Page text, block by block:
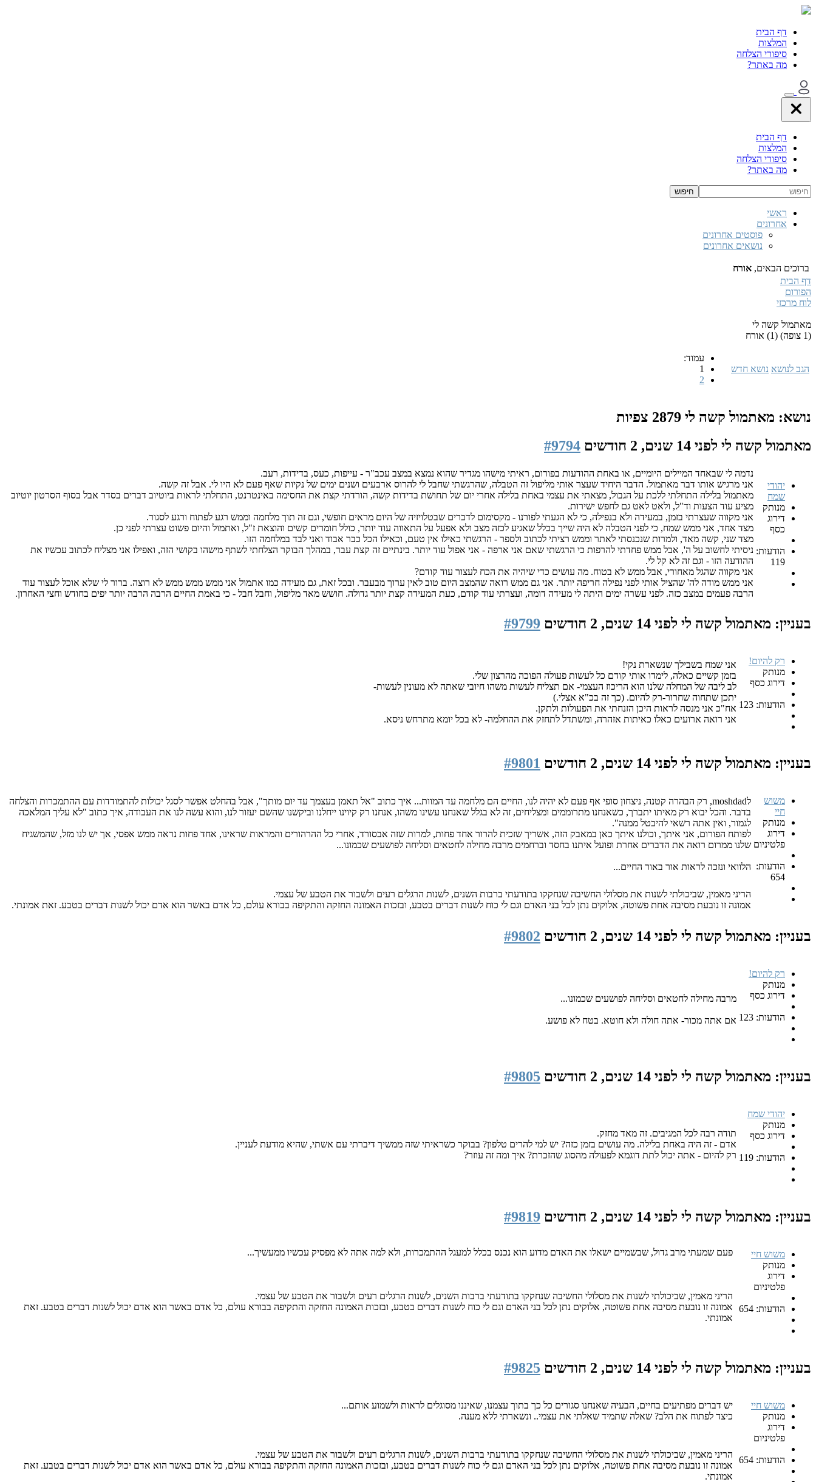
דף הבית
המלצות
סיפורי הצלחה
מה באתר?
דף הבית
המלצות
סיפורי הצלחה
מה באתר?
ראשי
אחרונים
פוסטים אחרונים
נושאים אחרונים
ברוכים הבאים, אורח
דף הבית
הפורום
לוח מרכזי
מאתמול קשה לי
(1 צופה) (1) אורח
הגב לנושא נושא חדש
עמוד:
1
2
נושא: מאתמול קשה לי 2879 צפיות
מאתמול קשה לי לפני 14 שנים, 2 חודשים #9794
יהודי
שמח
מנותק
דירוג
כסף
הודעות:
119
נדמה לי שבאחד המיילים היומיים, או באחת ההודעות בפורום, ראיתי מישהו מגדיר שהוא נמצא במצב עכב"ר - עייפות, כעס, בדידות, רעב.
אני מרגיש אותו דבר מאתמול. הדבר היחיד שעצר אותי מליפול זה הטבלה, שהרגשתי שחבל לי להרוס ארבעים ושנים ימים של נקיות שאף פעם לא היו לי. אבל זה קשה.
מאתמול בלילה התחלתי ללכת על הגבול, מצאתי את עצמי באחת בלילה אחרי יום של תחושת בדידות קשה, הורדתי קצת את החסימה באינטרנט, התחלתי לראות ביוטיוב דברים בסדר אבל בסוף הסרטון יוטיוב
מציע עוד הצעות וד"ל, ולאט לאט גם לחפש ישירות.
אני מקווה שעצרתי בזמן, במעידה ולא בנפילה, כי לא הגעתי לפורנו - מקסימום לדברים שבטלויזיה של היום מראים חופשי, וגם זה תוך מלחמה וממש רגע לפתוח ורגע לסגור.
מצד אחד, אני ממש שמח, כי לפני הטבלה לא היה שייך בכלל שאגיע לכזה מצב ולא אפעל על התאווה עוד יותר, כולל חומרים קשים והוצאת ז"ל, ואתמול והיום פשוט עצרתי לפני כן.
מצד שני, קשה מאד, ולמרות שנכנסתי לאתר וממש רציתי לכתוב ולספר - הרגשתי כאילו אין טעם, וכאילו הכל כבר אבוד ואני לבד במלחמה הזו.
ניסיתי לחשוב על ה', אבל ממש פחדתי להרפות כי הרגשתי שאם אני ארפה - אני אפול עוד יותר. בינתיים זה קצת עבר, במהלך הבוקר הצלחתי לשתף מישהו בקושי הזה, ואפילו אני מצליח לכתוב עכשיו את
ההודעה הזו - וגם זה לא קל לי.
אני מקווה שהגל מאחורי, אבל ממש לא בטוח. מה עושים כדי שיהיה את הכח לעצור עוד קודם?
אני ממש מודה לה' שהציל אותי לפני נפילה חריפה יותר. אני גם ממש רואה שהמצב היום טוב לאין ערוך מבעבר. ובכל זאת, גם מעידה כמו אתמול אני ממש ממש ממש לא רוצה. ברור לי שלא אוכל לעצור עוד
הרבה פעמים במצב כזה. לפני עשרה ימים היתה לי מעידה דומה, ועצרתי עוד קודם, כעת המעידה קצת יותר גדולה. חושש מאד מליפול, וחבל חבל - כי באמת החיים הרבה הרבה יותר יפים בחודש וחצי האחרון.
בעניין: מאתמול קשה לי לפני 14 שנים, 2 חודשים #9799
רק להיום!
מנותק
דירוג כסף
הודעות: 123
אני שמח בשבילך שנשארת נקי!
בזמן קשיים כאלה, לימדו אותי קודם כל לעשות פעולה הפוכה מהרצון שלי.
לב ליבה של המחלה שלנו הוא הריכוז העצמי- אם תצליח לעשות משהו חיובי שאתה לא מעונין לעשות-
יתכן שתחוה שחרור-רק להיום. (כך זה בכ"א אצלי.)
אח"כ אני מנסה לראות היכן הזנחתי את הפעולות ולתקן.
אני רואה ארועים כאלו כאיתות אזהרה, ומשתדל לתחזק את ההחלמה- לא בכל יומא מתרחש ניסא.
בעניין: מאתמול קשה לי לפני 14 שנים, 2 חודשים #9801
משוש
חיי
מנותק
דירוג
פלטיניום
הודעות:
654
לmoshdad, רק הבהרה קטנה, ניצחון סופי אף פעם לא יהיה לנו, החיים הם מלחמה עד המוות... איך כתוב "אל תאמן בעצמך עד יום מותך", אבל בהחלט אפשר לסגל יכולות להתמודדות עם ההתמכרות והצלחה
בדבר. והכל יבוא רק מאיתו יתברך, כשאנחנו מתרוממים ומצליחים, זה לא בגלל שאנחנו עשינו משהו, אנחנו רק קיוינו ייחלנו וביקשנו שהשם יעזור לנו, והוא עשה לנו את העבודה, איך כתוב "לא עליך המלאכה
לגמור, ואין אתה רשאי להיבטל ממנה".
לפותח הפורום, אני איתך, וכולנו איתך כאן במאבק הזה, אשריך שזכית להרור אחד פחות, למרות שזה אבסורד, אחרי כל ההרהורים והמראות שראינו, אחד פחות נראה ממש אפסי, אך יש לנו מזל, שהמשגיח
שלנו ממרום רואה את הדברים אחרת ופועל איתנו בחסד וברחמים מרבה מחילה לחטאים וסליחה לפושעים שכמונו...
הלוואי ונזכה לראות אור באור החיים...
הריני מאמין, שביכולתי לשנות את מסלולי החשיבה שנחקקו בתודעתי ברבות השנים, לשנות הרגלים רעים ולשבור את הטבע של עצמי.
אמונה זו נובעת מסיבה אחת פשוטה, אלוקים נתן לכל בני האדם וגם לי כוח לשנות דברים בטבע, ובזכות האמונה החזקה והתקיפה בבורא עולם, כל אדם באשר הוא אדם יכול לשנות דברים בטבע. זאת אמונתי.
בעניין: מאתמול קשה לי לפני 14 שנים, 2 חודשים #9802
רק להיום!
מנותק
דירוג כסף
הודעות: 123
מרבה מחילה לחטאים וסליחה לפושעים שכמונו...
אם אתה מכור- אתה חולה ולא חוטא. בטח לא פושע.
בעניין: מאתמול קשה לי לפני 14 שנים, 2 חודשים #9805
יהודי שמח
מנותק
דירוג כסף
הודעות: 119
תודה רבה לכל המגיבים. זה מאד מחזק.
אדם - זה היה באחת בלילה. מה עושים בזמן כזה? יש למי להרים טלפון? בבוקר כשראיתי שזה ממשיך דיברתי עם אשתי, שהיא מודעת לעניין.
רק להיום - אתה יכול לתת דוגמא לפעולה מהסוג שהזכרת? איך ומה זה עוזר?
בעניין: מאתמול קשה לי לפני 14 שנים, 2 חודשים #9819
משוש חיי
מנותק
דירוג
פלטיניום
הודעות: 654
פעם שמעתי מרב גדול, שבשמיים ישאלו את האדם מדוע הוא נכנס בכלל למעגל ההתמכרות, ולא למה אתה לא מפסיק עכשיו ממעשיך...
הריני מאמין, שביכולתי לשנות את מסלולי החשיבה שנחקקו בתודעתי ברבות השנים, לשנות הרגלים רעים ולשבור את הטבע של עצמי.
אמונה זו נובעת מסיבה אחת פשוטה, אלוקים נתן לכל בני האדם וגם לי כוח לשנות דברים בטבע, ובזכות האמונה החזקה והתקיפה בבורא עולם, כל אדם באשר הוא אדם יכול לשנות דברים בטבע. זאת
אמונתי.
בעניין: מאתמול קשה לי לפני 14 שנים, 2 חודשים #9825
משוש חיי
מנותק
דירוג
פלטיניום
הודעות: 654
יש דברים מפתיעים בחיים, הבעיה שאנחנו סגורים כל כך בתוך עצמנו, שאיננו מסוגלים לראות ולשמוע אותם...
כיצד לפתוח את הלב? שאלה שתמיד שאלתי את עצמי.. ונשארתי ללא מענה.
הריני מאמין, שביכולתי לשנות את מסלולי החשיבה שנחקקו בתודעתי ברבות השנים, לשנות הרגלים רעים ולשבור את הטבע של עצמי.
אמונה זו נובעת מסיבה אחת פשוטה, אלוקים נתן לכל בני האדם וגם לי כוח לשנות דברים בטבע, ובזכות האמונה החזקה והתקיפה בבורא עולם, כל אדם באשר הוא אדם יכול לשנות דברים בטבע. זאת
אמונתי.